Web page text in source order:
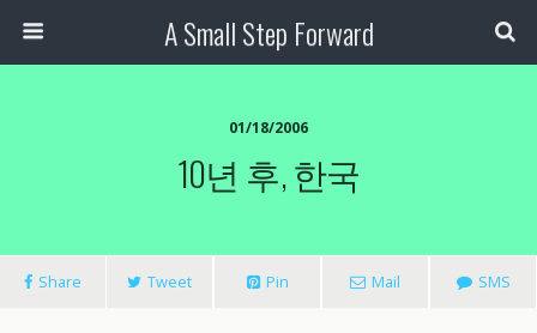
A Small Step Forward
01/18/2006
10년 후, 한국
Share Tweet Pin Mail SMS